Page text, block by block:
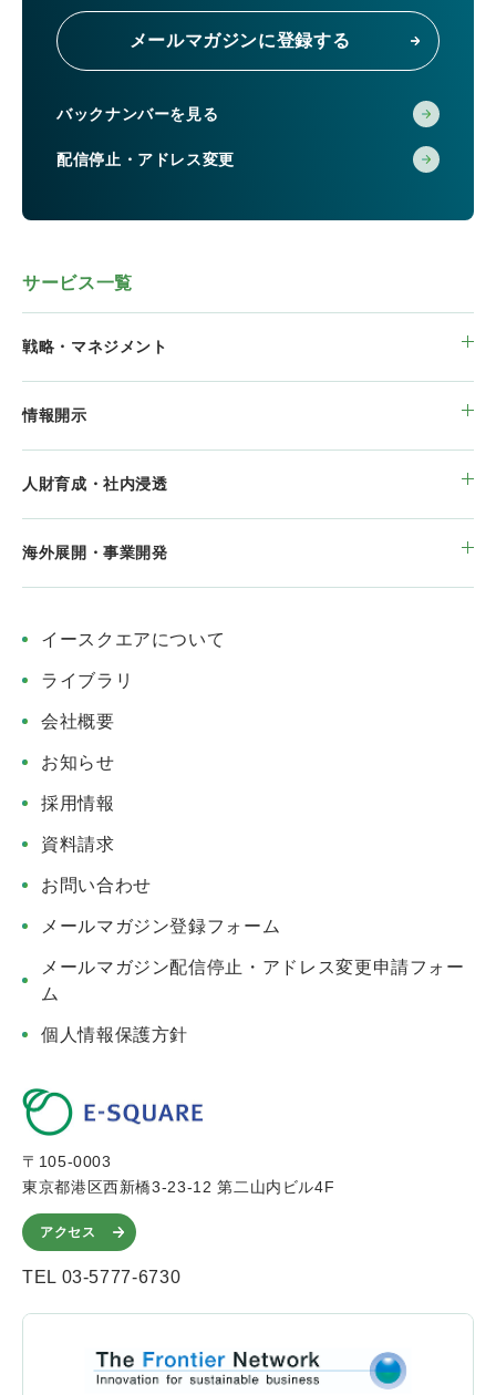
メールマガジンに登録する
バックナンバーを見る
配信停止・アドレス変更
サービス一覧
戦略・マネジメント
情報開示
人財育成・社内浸透
海外展開・事業開発
イースクエアについて
ライブラリ
会社概要
お知らせ
採用情報
資料請求
お問い合わせ
メールマガジン登録フォーム
メールマガジン配信停止・アドレス変更申請フォー
ム
個人情報保護方針
〒105-0003
東京都港区西新橋3-23-12 第二山内ビル4F
アクセス
TEL 03-5777-6730